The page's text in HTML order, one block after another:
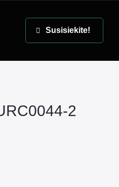
Susisiekite!
2